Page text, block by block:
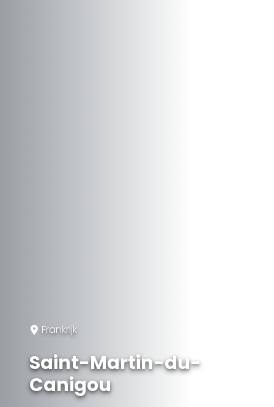
Frankrijk
Saint-Martin-du-
Canigou